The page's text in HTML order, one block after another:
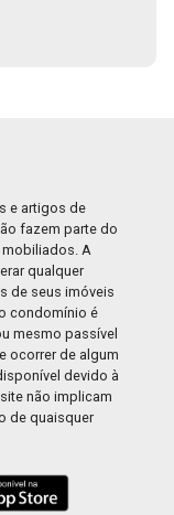
e artigos de
fazem parte do
A
qualquer
de seus imóveis
condomínio é
mesmo passível
ocorrer de algum
devido à
não implicam
de quaisquer